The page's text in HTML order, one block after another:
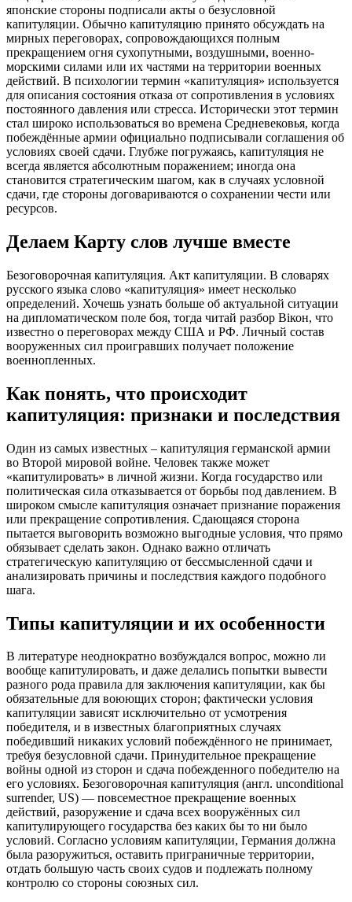
японские стороны подписали акты о безусловной
капитуляции. Обычно капитуляцию принято обсуждать на
мирных переговорах, сопровождающихся полным
прекращением огня сухопутными, воздушными, военно-
морскими силами или их частями на территории военных
действий. В психологии термин «капитуляция» используется
для описания состояния отказа от сопротивления в условиях
постоянного давления или стресса. Исторически этот термин
стал широко использоваться во времена Средневековья, когда
побеждённые армии официально подписывали соглашения об
условиях своей сдачи. Глубже погружаясь, капитуляция не
всегда является абсолютным поражением; иногда она
становится стратегическим шагом, как в случаях условной
сдачи, где стороны договариваются о сохранении чести или
ресурсов.
Делаем Карту слов лучше вместе
Безоговорочная капитуляция. Акт капитуляции. В словарях
русского языка слово «капитуляция» имеет несколько
определений. Хочешь узнать больше об актуальной ситуации
на дипломатическом поле боя, тогда читай разбор Вікон, что
известно о переговорах между США и РФ. Личный состав
вооруженных сил проигравших получает положение
военнопленных.
Как понять, что происходит
капитуляция: признаки и последствия
Один из самых известных – капитуляция германской армии
во Второй мировой войне. Человек также может
«капитулировать» в личной жизни. Когда государство или
политическая сила отказывается от борьбы под давлением. В
широком смысле капитуляция означает признание поражения
или прекращение сопротивления. Сдающаяся сторона
пытается выговорить возможно выгодные условия, что прямо
обязывает сделать закон. Однако важно отличать
стратегическую капитуляцию от бессмысленной сдачи и
анализировать причины и последствия каждого подобного
шага.
Типы капитуляции и их особенности
В литературе неоднократно возбуждался вопрос, можно ли
вообще капитулировать, и даже делались попытки вывести
разного рода правила для заключения капитуляции, как бы
обязательные для воюющих сторон; фактически условия
капитуляции зависят исключительно от усмотрения
победителя, и в известных благоприятных случаях
победивший никаких условий побеждённого не принимает,
требуя безусловной сдачи. Принудительное прекращение
войны одной из сторон и сдача побежденного победителю на
его условиях. Безоговорочная капитуляция (англ. unconditional
surrender, US) — повсеместное прекращение военных
действий, разоружение и сдача всех вооружённых сил
капитулирующего государства без каких бы то ни было
условий. Согласно условиям капитуляции, Германия должна
была разоружиться, оставить приграничные территории,
отдать большую часть своих судов и подлежать полному
контролю со стороны союзных сил.